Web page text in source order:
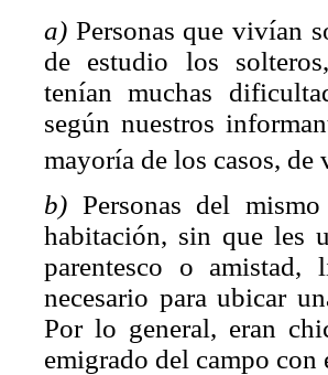
a) Personas que vivían
de estudio los
tenían muchas
según nuestros
mayoría de los casos, de
b) Personas del
habitación, sin que les
parentesco o
necesario para ubicar
Por lo general, eran
emigrado del campo